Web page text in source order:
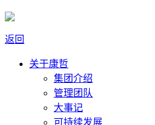
返回
关于康哲
集团介绍
管理团队
大事记
可持续发展